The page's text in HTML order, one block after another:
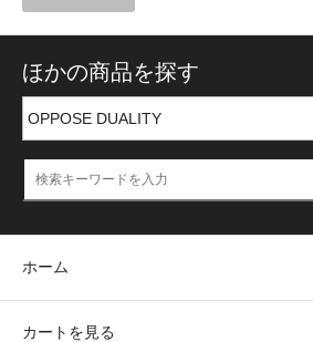
ほかの商品を探す
ホーム
カートを見る